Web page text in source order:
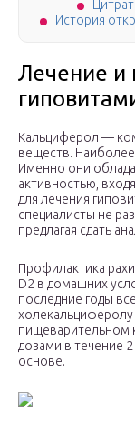
История
Лечение и
Кальциферол —
веществ.
Именно они
активностью,
для лечения
специалисты не
предлагая сдать
Профилактика
D2 в домашних
последние годы
пищеварительном
дозами в течение
основе.